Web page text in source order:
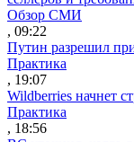
Обзор СМИ
, 09:22
Путин разрешил
Практика
, 19:07
Wildberries начнет
Практика
, 18:56